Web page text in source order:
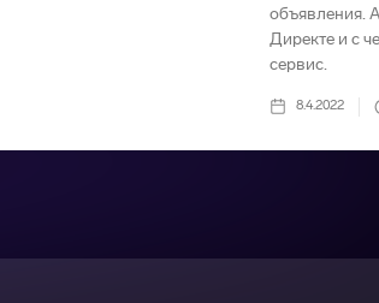
объявления.
Директе и с
сервис.
8.4.2022